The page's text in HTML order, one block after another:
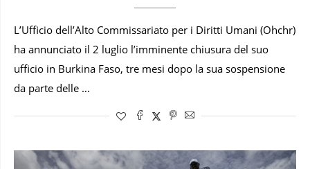
L’Ufficio dell’Alto Commissariato per i Diritti Umani (Ohchr)
ha annunciato il 2 luglio l’imminente chiusura del suo
ufficio in Burkina Faso, tre mesi dopo la sua sospensione
da parte delle …